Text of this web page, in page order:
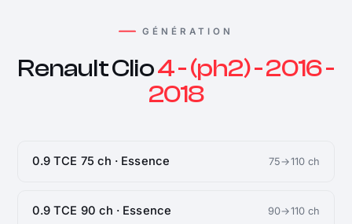
GÉNÉRATION
Renault Clio4 - (ph2) - 2016 -
2018
0.9 TCE 75 ch · Essence 75→110 ch
0.9 TCE 90 ch · Essence 90→110 ch